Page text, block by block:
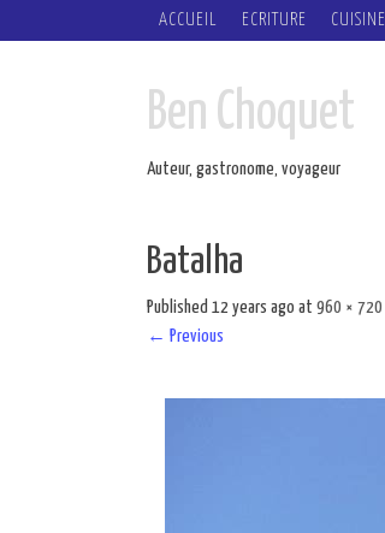
SKIP
ACCUEIL ECRITURE CUISINE
Ben Choquet
Auteur, gastronome, voyageur
Batalha
Published 12 years ago at 960 × 720
← Previous